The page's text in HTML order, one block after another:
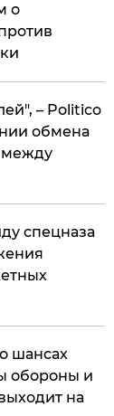
о
– Politico
обмена
спецназа
шансах
обороны и
на